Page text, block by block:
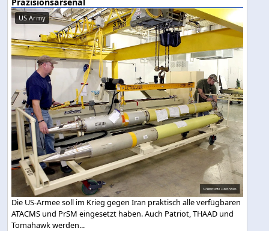
US Army
Die US-Armee soll im Krieg gegen Iran praktisch alle verfügbaren
ATACMS und PrSM eingesetzt haben. Auch Patriot, THAAD und
Tomahawk werden...